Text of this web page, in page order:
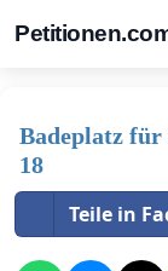
Badeplatz für
18
Teile in